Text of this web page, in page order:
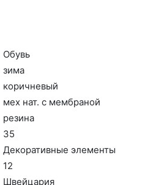
Обувь
зи­ма
ко­рич­не­вый
мех нат. с мемб­ра­ной
ре­зина
35
Де­кора­тив­ные эле­мен­ты
12
Швей­ца­рия